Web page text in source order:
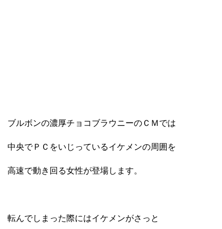
ブルボンの濃厚チョコブラウニーのＣＭでは
中央でＰＣをいじっているイケメンの周囲を
高速で動き回る女性が登場します。
転んでしまった際にはイケメンがさっと